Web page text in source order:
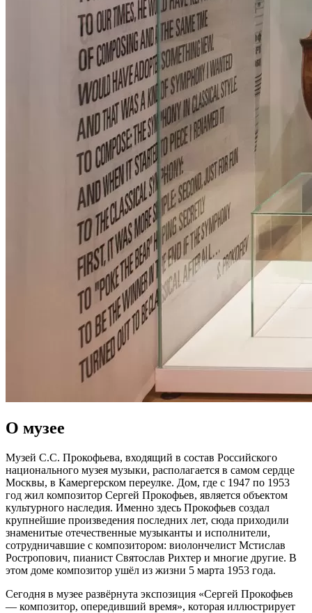
О музее
Музей С.C. Прокофьева, входящий в состав Российского
национального музея музыки, располагается в самом сердце
Москвы, в Камергерском переулке. Дом, где с 1947 по 1953
год жил композитор Сергей Прокофьев, является объектом
культурного наследия. Именно здесь Прокофьев создал
крупнейшие произведения последних лет, сюда приходили
знаменитые отечественные музыканты и исполнители,
сотрудничавшие с композитором: виолончелист Мстислав
Ростропович, пианист Святослав Рихтер и многие другие. В
этом доме композитор ушёл из жизни 5 марта 1953 года.
Сегодня в музее развёрнута экспозиция «Сергей Прокофьев
— композитор, опередивший время», которая иллюстрирует